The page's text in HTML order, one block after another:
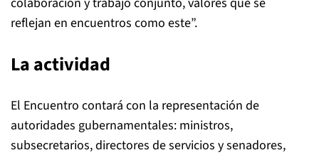
reflejan en encuentros como este”.
La actividad
El Encuentro contará con la representación de
autoridades gubernamentales: ministros,
subsecretarios, directores de servicios y senadores,